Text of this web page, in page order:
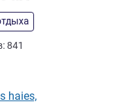
ALL)
841
haies,